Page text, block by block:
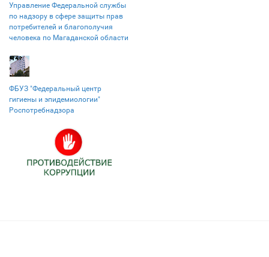
Управление Федеральной службы
по надзору в сфере защиты прав
потребителей и благополучия
человека по Магаданской области
ФБУЗ "Федеральный центр
гигиены и эпидемиологии"
Роспотребнадзора